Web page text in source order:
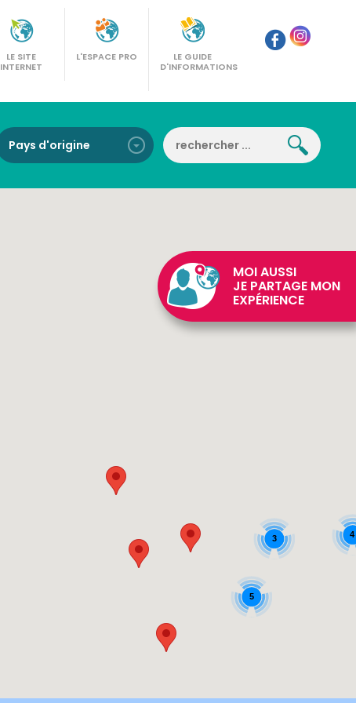
LE SITE
INTERNET
L'ESPACE PRO
LE GUIDE
D'INFORMATIONS
MOI AUSSI
JE PARTAGE MON
EXPÉRIENCE
5
3 4